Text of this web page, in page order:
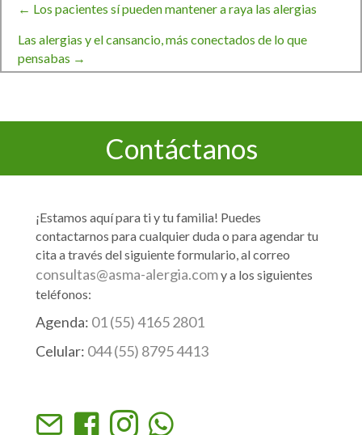
Navegación
de
entradas
← Los pacientes sí pueden mantener a raya las alergias
Las alergias y el cansancio, más conectados de lo que
pensabas →
Contáctanos
¡Estamos aquí para ti y tu familia! Puedes
contactarnos para cualquier duda o para agendar tu
cita a través del siguiente formulario, al correo
consultas@asma-alergia.comy a los siguientes
teléfonos:
Agenda: 01 (55) 4165 2801
Celular: 044 (55) 8795 4413